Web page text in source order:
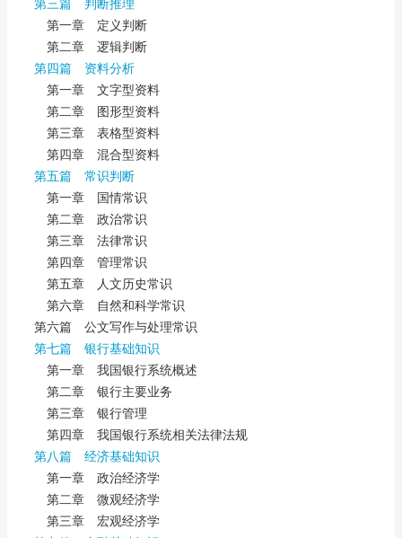
第三篇 判断推理
第一章 定义判断
第二章 逻辑判断
第四篇 资料分析
第一章 文字型资料
第二章 图形型资料
第三章 表格型资料
第四章 混合型资料
第五篇 常识判断
第一章 国情常识
第二章 政治常识
第三章 法律常识
第四章 管理常识
第五章 人文历史常识
第六章 自然和科学常识
第六篇 公文写作与处理常识
第七篇 银行基础知识
第一章 我国银行系统概述
第二章 银行主要业务
第三章 银行管理
第四章 我国银行系统相关法律法规
第八篇 经济基础知识
第一章 政治经济学
第二章 微观经济学
第三章 宏观经济学